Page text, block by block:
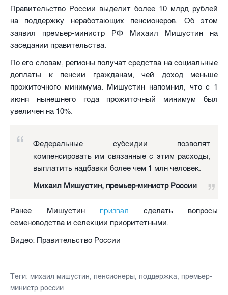
Правительство России выделит более 10 млрд рублей
на поддержку неработающих пенсионеров. Об этом
заявил премьер-министр РФ Михаил Мишустин на
заседании правительства.
По его словам, регионы получат средства на социальные
доплаты к пенсии гражданам, чей доход меньше
прожиточного минимума. Мишустин напомнил, что с 1
июня нынешнего года прожиточный минимум был
увеличен на 10%.
Федеральные субсидии позволят
компенсировать им связанные с этим расходы,
выплатить надбавки более чем 1 млн человек.
Михаил Мишустин, премьер-министр России
Ранее Мишустин призвал сделать вопросы
семеноводства и селекции приоритетными.
Видео: Правительство России
Теги: михаил мишустин, пенсионеры, поддержка, премьер-
министр россии